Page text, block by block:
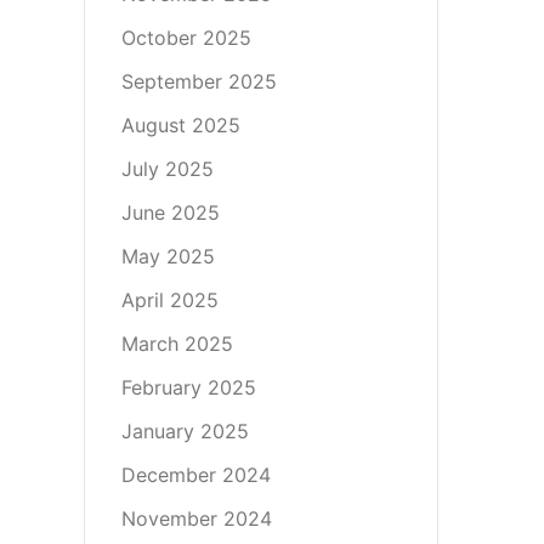
October 2025
September 2025
August 2025
July 2025
June 2025
May 2025
April 2025
March 2025
February 2025
January 2025
December 2024
November 2024